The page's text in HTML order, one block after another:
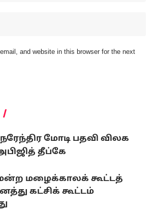
and website in this browser for the next
நரேந்திர மோடி பதவி விலக
தீப்கே
மழைக்காலக் கூட்டத்
கட்சிக் கூட்டம்